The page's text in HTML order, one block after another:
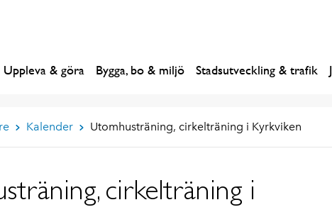
Uppleva & göra Bygga, bo & miljö Stadsutveckling & trafik
Kalender Utomhusträning, cirkelträning i Kyrkviken
cirkelträning i